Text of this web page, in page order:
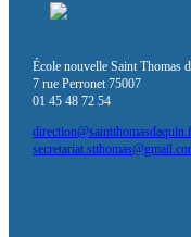
École nouvelle Saint Thomas
7 rue Perronet 75007
01 45 48 72 54